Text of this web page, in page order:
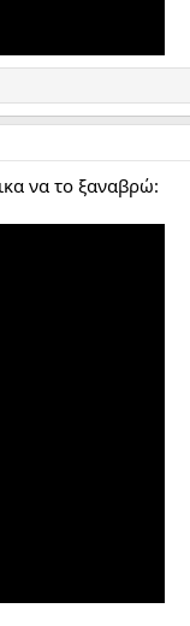
να το ξαναβρώ: